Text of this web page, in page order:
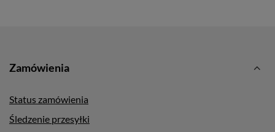
Zamówienia
Status zamówienia
Śledzenie przesyłki